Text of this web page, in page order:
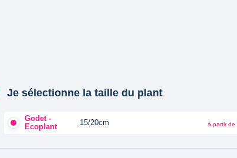
Je sélectionne la taille du plant
Godet -
Ecoplant
15/20cm à partir de